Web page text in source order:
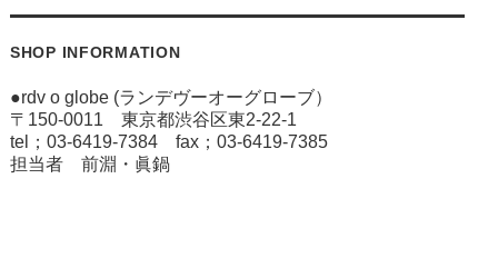
SHOP INFORMATION
●rdv o globe (ランデヴーオーグローブ）
〒150-0011 東京都渋谷区東2-22-1
tel；03-6419-7384 fax；03-6419-7385
担当者 前淵・眞鍋